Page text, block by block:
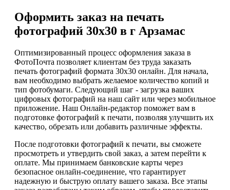
Оформить заказ на печать
фотографий 30х30 в г Арзамас
Оптимизированный процесс оформления заказа в
ФотоПочта позволяет клиентам без труда заказать
печать фотографий формата 30х30 онлайн. Для начала,
вам необходимо выбрать желаемое количество копий и
тип фотобумаги. Следующий шаг - загрузка ваших
цифровых фотографий на наш сайт или через мобильное
приложение. Наш Онлайн-редактор поможет вам в
подготовке фотографий к печати, позволяя улучшить их
качество, обрезать или добавить различные эффекты.
После подготовки фотографий к печати, вы сможете
просмотреть и утвердить свой заказ, а затем перейти к
оплате. Мы принимаем банковские карты через
безопасное онлайн-соединение, что гарантирует
надежную и быструю оплату вашего заказа. Все этапы